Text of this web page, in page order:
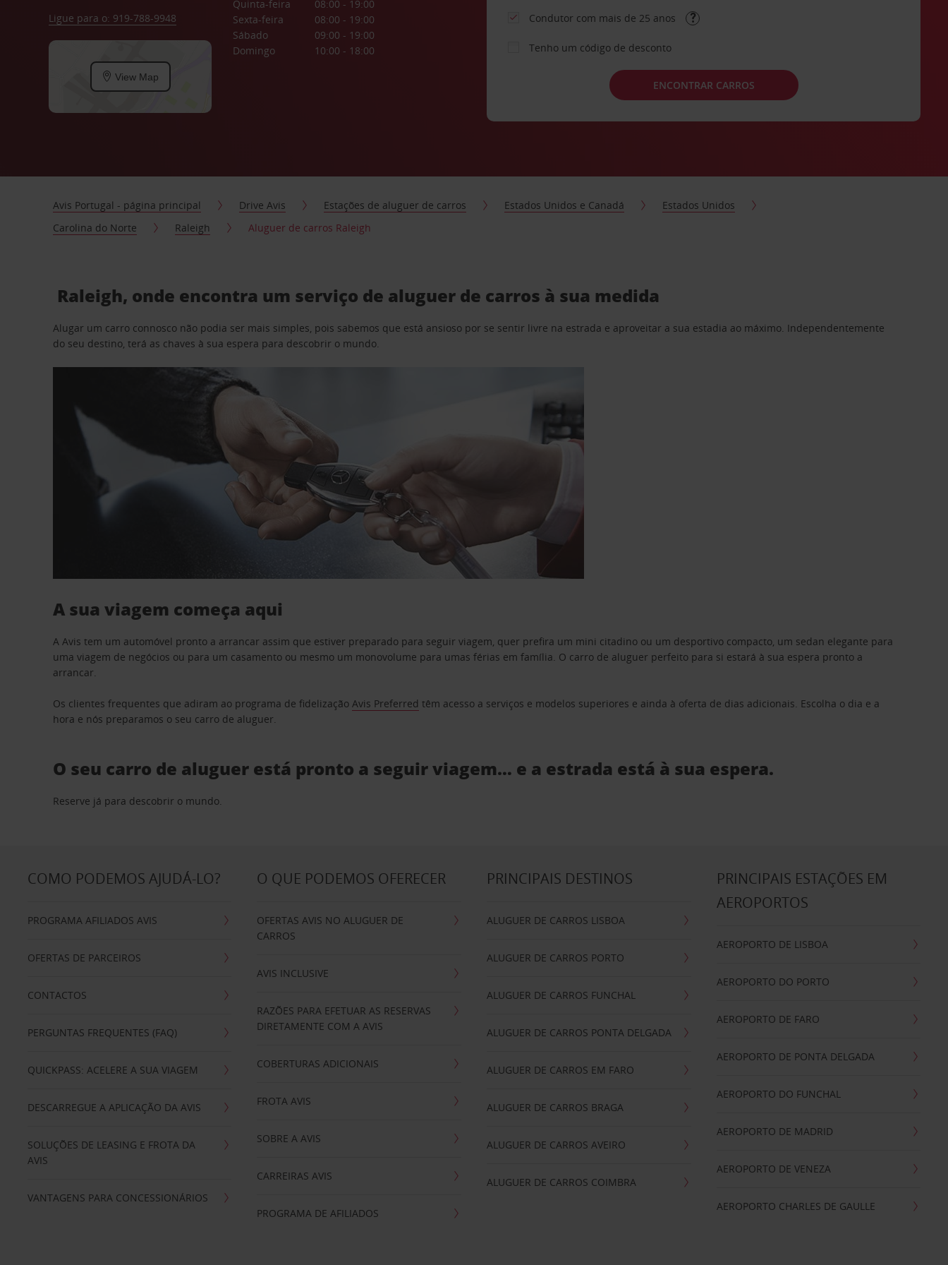
Ligue para o: 919-788-9948
View Map
Quinta-feira
08:00 - 19:00
Sexta-feira
08:00 - 19:00
Sábado
09:00 - 19:00
Domingo
10:00 - 18:00
Condutor com mais de 25 anos
Tenho um código de desconto
ENCONTRAR CARROS
Avis Portugal - página principal Drive Avis Estações de aluguer de carros Estados Unidos e Canadá
Estados Unidos
Carolina do Norte
Raleigh Aluguer de carros Raleigh
Raleigh, onde encontra um serviço de aluguer de carros à sua medida
Alugar um carro connosco não podia ser mais simples, pois sabemos que está ansioso por se sentir livre na estrada e aproveitar a sua estadia ao máximo. Independentemente
do seu destino, terá as chaves à sua espera para descobrir o mundo.
A sua viagem começa aqui
A Avis tem um automóvel pronto a arrancar assim que estiver preparado para seguir viagem, quer prefira um mini citadino ou um desportivo compacto, um sedan elegante para
uma viagem de negócios ou para um casamento ou mesmo um monovolume para umas férias em família. O carro de aluguer perfeito para si estará à sua espera pronto a
arrancar.
Os clientes frequentes que adiram ao programa de fidelizaçãoAvis Preferred têm acesso a serviços e modelos superiores e ainda à oferta de dias adicionais. Escolha o dia e a
hora e nós preparamos o seu carro de aluguer.
O seu carro de aluguer está pronto a seguir viagem… e a estrada está à sua espera.
Reserve já para descobrir o mundo.
COMO PODEMOS AJUDÁ-LO?
PROGRAMA AFILIADOS AVIS
OFERTAS DE PARCEIROS
CONTACTOS
PERGUNTAS FREQUENTES (FAQ)
QUICKPASS: ACELERE A SUA VIAGEM
DESCARREGUE A APLICAÇÃO DA AVIS
SOLUÇÕES DE LEASING E FROTA DA
AVIS
VANTAGENS PARA CONCESSIONÁRIOS
O QUE PODEMOS OFERECER
OFERTAS AVIS NO ALUGUER DE
CARROS
AVIS INCLUSIVE
RAZÕES PARA EFETUAR AS RESERVAS
DIRETAMENTE COM A AVIS
COBERTURAS ADICIONAIS
FROTA AVIS
SOBRE A AVIS
CARREIRAS AVIS
PROGRAMA DE AFILIADOS
PRINCIPAIS DESTINOS
ALUGUER DE CARROS LISBOA
ALUGUER DE CARROS PORTO
ALUGUER DE CARROS FUNCHAL
ALUGUER DE CARROS PONTA DELGADA
ALUGUER DE CARROS EM FARO
ALUGUER DE CARROS BRAGA
ALUGUER DE CARROS AVEIRO
ALUGUER DE CARROS COIMBRA
PRINCIPAIS ESTAÇÕES EM
AEROPORTOS
AEROPORTO DE LISBOA
AEROPORTO DO PORTO
AEROPORTO DE FARO
AEROPORTO DE PONTA DELGADA
AEROPORTO DO FUNCHAL
AEROPORTO DE MADRID
AEROPORTO DE VENEZA
AEROPORTO CHARLES DE GAULLE